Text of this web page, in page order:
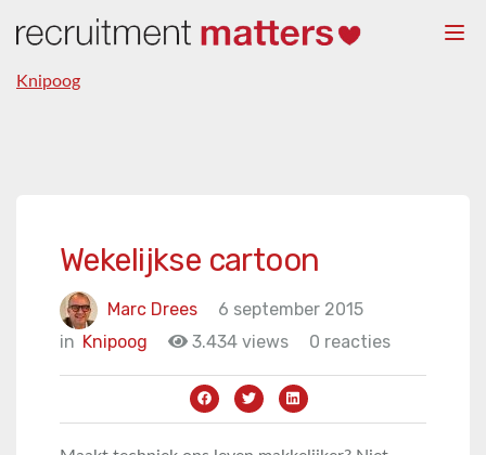
Knipoog
Wekelijkse cartoon
Marc Drees
6 september 2015
in Knipoog 3.434 views 0 reacties